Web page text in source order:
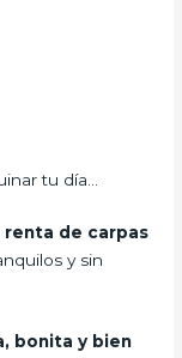
tu día…
renta de carpas
y sin
bonita y bien